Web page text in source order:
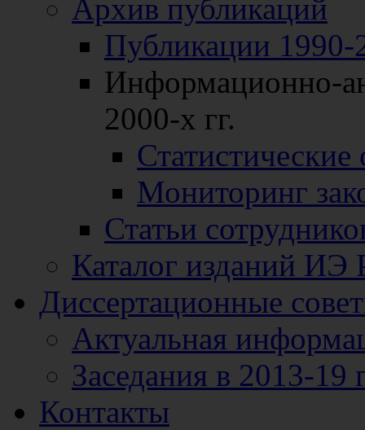
Архив публикаций
Публикации 1990-
Информационно-
2000-х гг.
Мониторинг
Статьи
Каталог изданий ИЭ
Диссертационные
Актуальная
Заседания в 2013-19
Контакты